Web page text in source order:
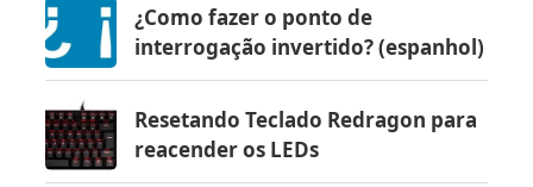
¿Como fazer o ponto de
interrogação invertido? (espanhol)
Resetando Teclado Redragon para
reacender os LEDs